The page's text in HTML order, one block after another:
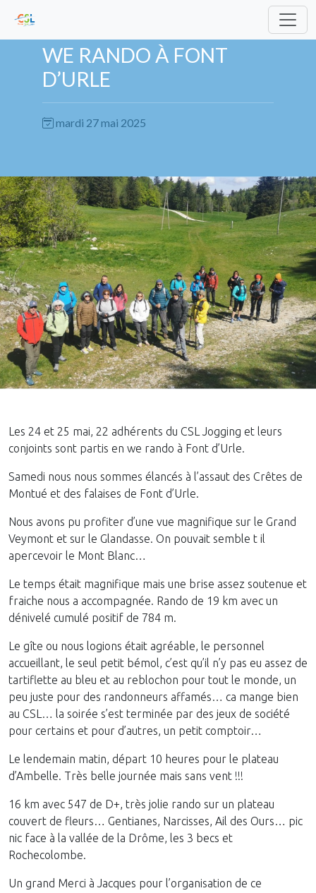
WE RANDO À FONT
D’URLE
mardi 27 mai 2025
Les 24 et 25 mai, 22 adhérents du CSL Jogging et leurs
conjoints sont partis en we rando à Font d’Urle.
Samedi nous nous sommes élancés à l’assaut des Crêtes de
Montué et des falaises de Font d’Urle.
Nous avons pu profiter d’une vue magnifique sur le Grand
Veymont et sur le Glandasse. On pouvait semble t il
apercevoir le Mont Blanc…
Le temps était magnifique mais une brise assez soutenue et
fraiche nous a accompagnée. Rando de 19 km avec un
dénivelé cumulé positif de 784 m.
Le gîte ou nous logions était agréable, le personnel
accueillant, le seul petit bémol, c’est qu’il n’y pas eu assez de
tartiflette au bleu et au reblochon pour tout le monde, un
peu juste pour des randonneurs affamés… ca mange bien
au CSL… la soirée s’est terminée par des jeux de société
pour certains et pour d’autres, un petit comptoir…
Le lendemain matin, départ 10 heures pour le plateau
d’Ambelle. Très belle journée mais sans vent !!!
16 km avec 547 de D+, très jolie rando sur un plateau
couvert de fleurs… Gentianes, Narcisses, Ail des Ours… pic
nic face à la vallée de la Drôme, les 3 becs et
Rochecolombe.
Un grand Merci à Jacques pour l’organisation de ce